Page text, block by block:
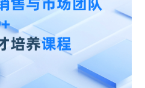
AI人才！
力认证 · 全国合伙人招